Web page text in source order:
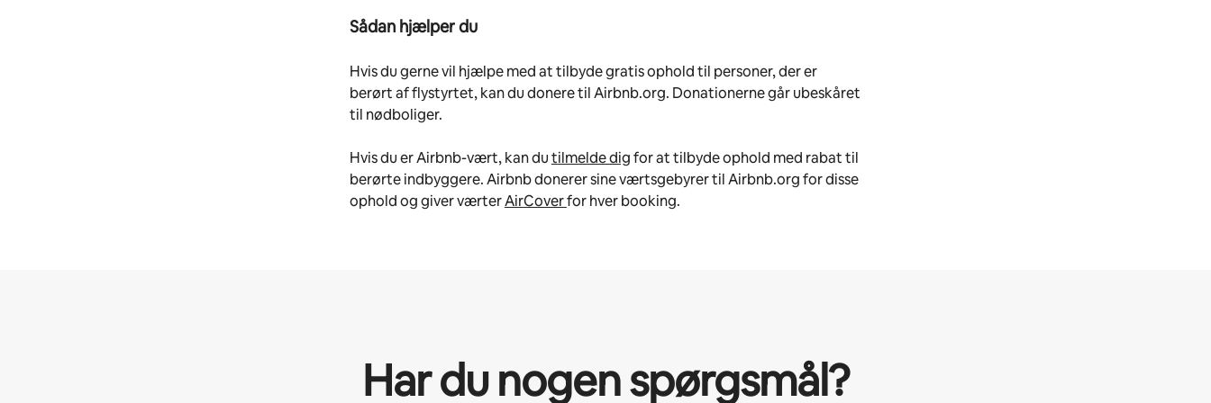
Sådan hjælper du
Hvis du gerne vil hjælpe med at tilbyde gratis ophold til personer, der er
berørt af flystyrtet, kan du donere til Airbnb.org. Donationerne går ubeskåret
til nødboliger.
Hvis du er Airbnb-vært, kan dutilmelde digfor at tilbyde ophold med rabat til
berørte indbyggere. Airbnb donerer sine værtsgebyrer til Airbnb.org for disse
ophold og giver værterAirCoverfor hver booking.
Har du nogen spørgsmål?